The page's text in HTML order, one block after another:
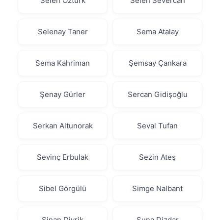
Selenay Taner Sema Atalay
Sema Kahriman Şemsay Çankara
Şenay Gürler Sercan Gidişoğlu
Serkan Altunorak Seval Tufan
Sevinç Erbulak Sezin Ateş
Sibel Görgülü Simge Nalbant